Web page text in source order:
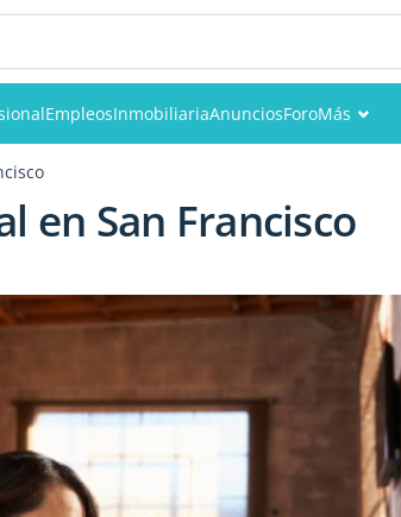
EmpleosInmobiliariaAnunciosForoMás
Miembros
en San Francisco